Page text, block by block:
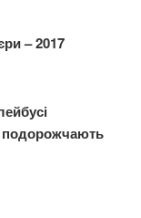
– 2017
подорожчають